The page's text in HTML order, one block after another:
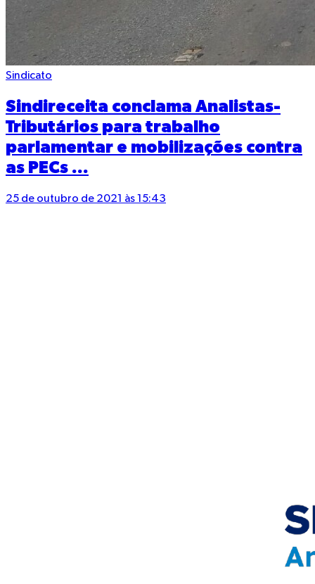
Sindicato
Sindireceita conclama Analistas-
Tributários para trabalho
parlamentar e mobilizações contra
as PECs ...
25 de outubro de 2021 às 15:43